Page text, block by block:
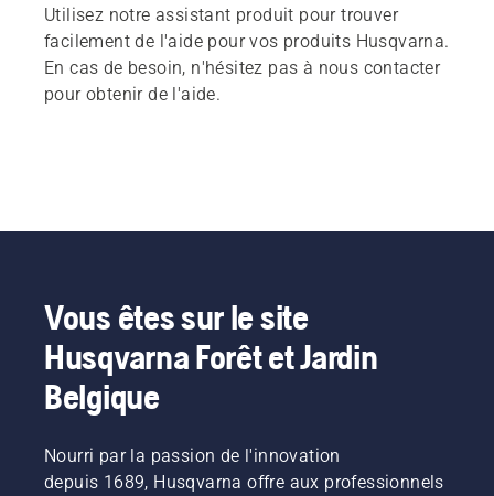
Utilisez notre assistant produit pour trouver
facilement de l'aide pour vos produits Husqvarna.
En cas de besoin, n'hésitez pas à nous contacter
pour obtenir de l'aide.
Vous êtes sur le site
Husqvarna Forêt et Jardin
Belgique
Nourri par la passion de l'innovation
depuis 1689, Husqvarna offre aux professionnels